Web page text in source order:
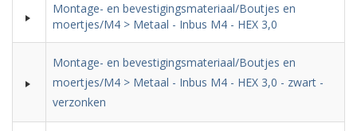
Montage- en bevestigingsmateriaal/Boutjes en
moertjes/M4 > Metaal - Inbus M4 - HEX 3,0
Montage- en bevestigingsmateriaal/Boutjes en
moertjes/M4 > Metaal - Inbus M4 - HEX 3,0 - zwart -
verzonken